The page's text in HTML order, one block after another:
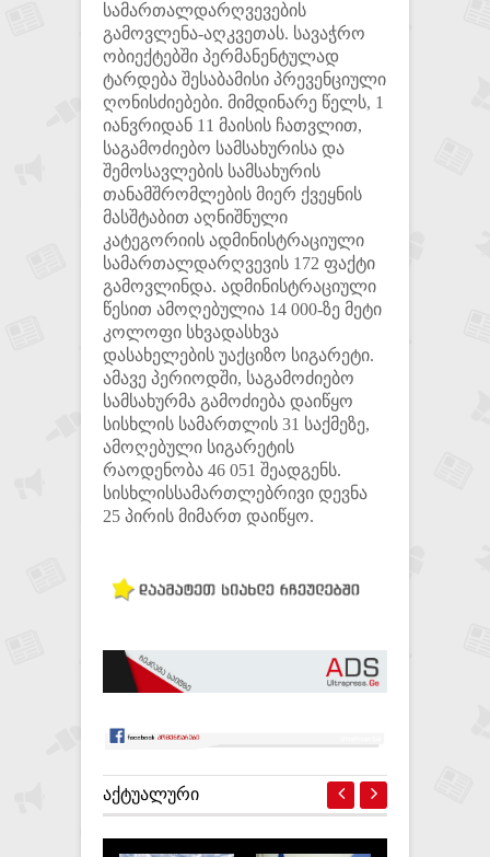
სამართალდარღვევების
გამოვლენა-აღკვეთას. სავაჭრო
ობიექტებში პერმანენტულად
ტარდება შესაბამისი პრევენციული
ღონისძიებები. მიმდინარე წელს, 1
იანვრიდან 11 მაისის ჩათვლით,
საგამოძიებო სამსახურისა და
შემოსავლების სამსახურის
თანამშრომლების მიერ ქვეყნის
მასშტაბით აღნიშნული
კატეგორიის ადმინისტრაციული
სამართალდარღვევის 172 ფაქტი
გამოვლინდა. ადმინისტრაციული
წესით ამოღებულია 14 000-ზე მეტი
კოლოფი სხვადასხვა
დასახელების უაქციზო სიგარეტი.
ამავე პერიოდში, საგამოძიებო
სამსახურმა გამოძიება დაიწყო
სისხლის სამართლის 31 საქმეზე,
ამოღებული სიგარეტის
რაოდენობა 46 051 შეადგენს.
სისხლისსამართლებრივი დევნა
25 პირის მიმართ დაიწყო.
ᲐᲥᲢᲣᲐᲚᲣᲠᲘ